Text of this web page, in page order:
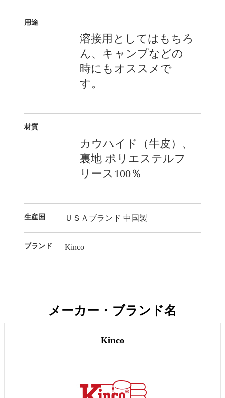
用途
溶接用としてはもちろ
ん、キャンプなどの
時にもオススメで
す。
材質
カウハイド（牛皮）、
裏地 ポリエステルフ
リース100％
生産国 ＵＳＡブランド 中国製
ブランド Kinco
メーカー・ブランド名
Kinco